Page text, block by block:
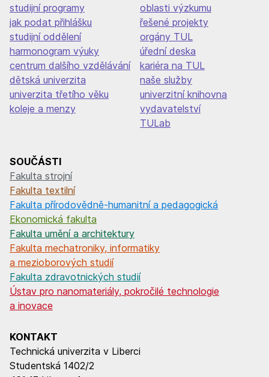
studijní programy
jak podat přihlášku
studijní oddělení
harmonogram výuky
centrum dalšího vzdělávání
dětská univerzita
univerzita třetího věku
koleje a menzy
oblasti výzkumu
řešené projekty
orgány TUL
úřední deska
kariéra na TUL
naše služby
univerzitní knihovna
vydavatelství
TULab
SOUČÁSTI
Fakulta strojní
Fakulta textilní
Fakulta přírodovědně-humanitní a pedagogická
Ekonomická fakulta
Fakulta umění a architektury
Fakulta mechatroniky, informatiky
a mezioborových studií
Fakulta zdravotnických studií
Ústav pro nanomateriály, pokročilé technologie
a inovace
KONTAKT
Technická univerzita v Liberci
Studentská 1402/2